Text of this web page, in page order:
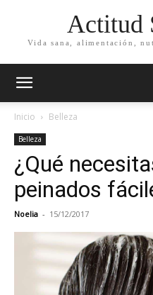
Actitud
Vida sana, alimentación,
Inicio Belleza
Belleza
¿Qué
peinados
Noelia - 15/12/2017